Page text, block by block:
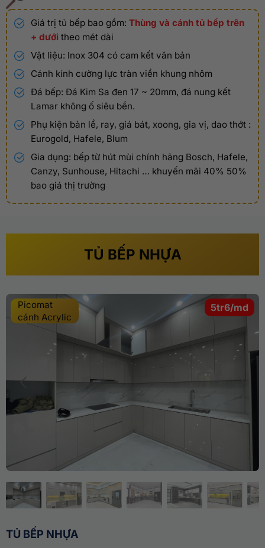
Giá trị tủ bếp bao gồm: Thùng và cánh tủ bếp trên
+ dưới theo mét dài
Vật liệu: Inox 304 có cam kết văn bản
Cánh kính cường lực tràn viền khung nhôm
Đá bếp: Đá Kim Sa đen 17 ~ 20mm, đá nung kết
Lamar không ố siêu bền.
Phụ kiện bản lề, ray, giá bát, xoong, gia vị, dao thớt :
Eurogold, Hafele, Blum
Gia dụng: bếp từ hút mùi chính hãng Bosch, Hafele,
Canzy, Sunhouse, Hitachi … khuyến mãi 40% 50%
bao giá thị trường
TỦ BẾP NHỰA
TỦ BẾP NHỰA
Picomat
cánh Acrylic
5tr6/md